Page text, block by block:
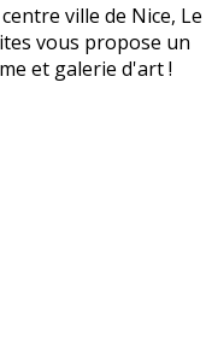
ville de Nice, Le
vous propose un
et galerie d'art !